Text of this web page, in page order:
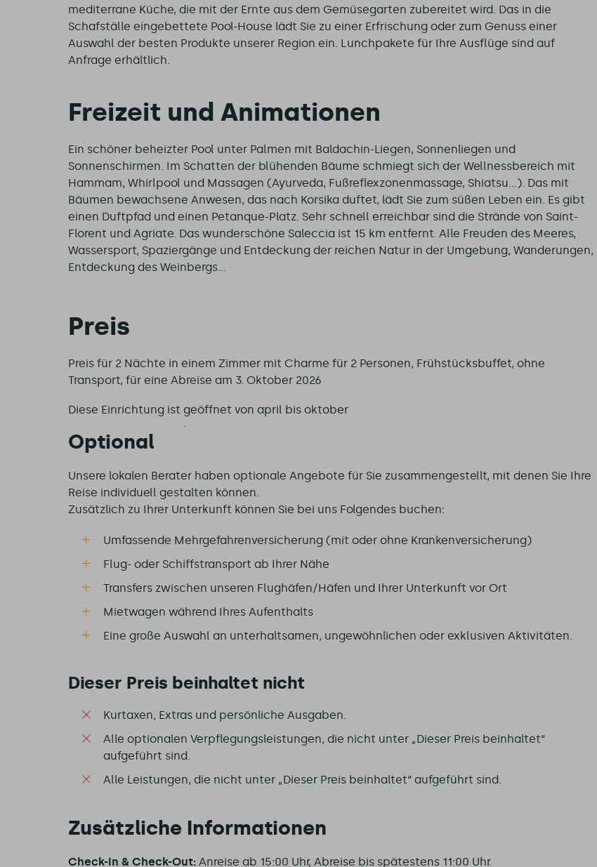
mediterrane Küche, die mit der Ernte aus dem Gemüsegarten zubereitet wird. Das in die
Schafställe eingebettete Pool-House lädt Sie zu einer Erfrischung oder zum Genuss einer
Auswahl der besten Produkte unserer Region ein. Lunchpakete für Ihre Ausflüge sind auf
Anfrage erhältlich.
Freizeit und Animationen
Ein schöner beheizter Pool unter Palmen mit Baldachin-Liegen, Sonnenliegen und
Sonnenschirmen. Im Schatten der blühenden Bäume schmiegt sich der Wellnessbereich mit
Hammam, Whirlpool und Massagen (Ayurveda, Fußreflexzonenmassage, Shiatsu...). Das mit
Bäumen bewachsene Anwesen, das nach Korsika duftet, lädt Sie zum süßen Leben ein. Es gibt
einen Duftpfad und einen Petanque-Platz. Sehr schnell erreichbar sind die Strände von Saint-
Florent und Agriate. Das wunderschöne Saleccia ist 15 km entfernt. Alle Freuden des Meeres,
Wassersport, Spaziergänge und Entdeckung der reichen Natur in der Umgebung, Wanderungen,
Entdeckung des Weinbergs...
Preis
Preis für 2 Nächte in einem Zimmer mit Charme für 2 Personen, Frühstücksbuffet, ohne
Transport, für eine Abreise am 3. Oktober 2026
Diese Einrichtung ist geöffnet von april bis oktober
Optional
Unsere lokalen Berater haben optionale Angebote für Sie zusammengestellt, mit denen Sie Ihre
Reise individuell gestalten können.
Zusätzlich zu Ihrer Unterkunft können Sie bei uns Folgendes buchen:
Umfassende Mehrgefahrenversicherung (mit oder ohne Krankenversicherung)
Flug- oder Schiffstransport ab Ihrer Nähe
Transfers zwischen unseren Flughäfen/Häfen und Ihrer Unterkunft vor Ort
Mietwagen während Ihres Aufenthalts
Eine große Auswahl an unterhaltsamen, ungewöhnlichen oder exklusiven Aktivitäten.
Dieser Preis beinhaltet nicht
Kurtaxen, Extras und persönliche Ausgaben.
Alle optionalen Verpflegungsleistungen, die nicht unter „Dieser Preis beinhaltet“
aufgeführt sind.
Alle Leistungen, die nicht unter „Dieser Preis beinhaltet“ aufgeführt sind.
Zusätzliche Informationen
Check-In & Check-Out: Anreise ab 15:00 Uhr, Abreise bis spätestens 11:00 Uhr.